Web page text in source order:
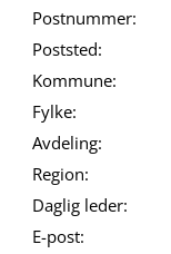
Postnummer:
Poststed:
Kommune:
Fylke:
Avdeling:
Region:
Daglig leder:
E-post: